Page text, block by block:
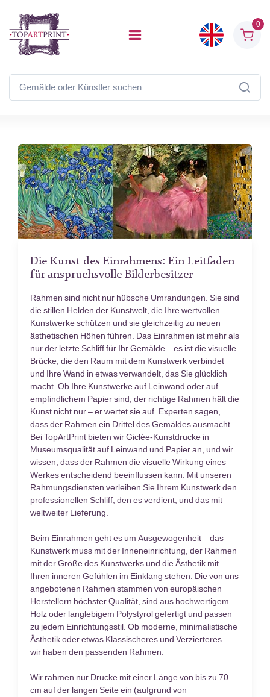
0
Die Kunst des Einrahmens: Ein Leitfaden
für anspruchsvolle Bilderbesitzer
Rahmen sind nicht nur hübsche Umrandungen. Sie sind
die stillen Helden der Kunstwelt, die Ihre wertvollen
Kunstwerke schützen und sie gleichzeitig zu neuen
ästhetischen Höhen führen. Das Einrahmen ist mehr als
nur der letzte Schliff für Ihr Gemälde – es ist die visuelle
Brücke, die den Raum mit dem Kunstwerk verbindet
und Ihre Wand in etwas verwandelt, das Sie glücklich
macht. Ob Ihre Kunstwerke auf Leinwand oder auf
empfindlichem Papier sind, der richtige Rahmen hält die
Kunst nicht nur – er wertet sie auf. Experten sagen,
dass der Rahmen ein Drittel des Gemäldes ausmacht.
Bei TopArtPrint bieten wir Giclée-Kunstdrucke in
Museumsqualität auf Leinwand und Papier an, und wir
wissen, dass der Rahmen die visuelle Wirkung eines
Werkes entscheidend beeinflussen kann. Mit unseren
Rahmungsdiensten verleihen Sie Ihrem Kunstwerk den
professionellen Schliff, den es verdient, und das mit
weltweiter Lieferung.
Beim Einrahmen geht es um Ausgewogenheit – das
Kunstwerk muss mit der Inneneinrichtung, der Rahmen
mit der Größe des Kunstwerks und die Ästhetik mit
Ihren inneren Gefühlen im Einklang stehen. Die von uns
angebotenen Rahmen stammen von europäischen
Herstellern höchster Qualität, sind aus hochwertigem
Holz oder langlebigem Polystyrol gefertigt und passen
zu jedem Einrichtungsstil. Ob moderne, minimalistische
Ästhetik oder etwas Klassischeres und Verzierteres –
wir haben den passenden Rahmen.
Wir rahmen nur Drucke mit einer Länge von bis zu 70
cm auf der langen Seite ein (aufgrund von